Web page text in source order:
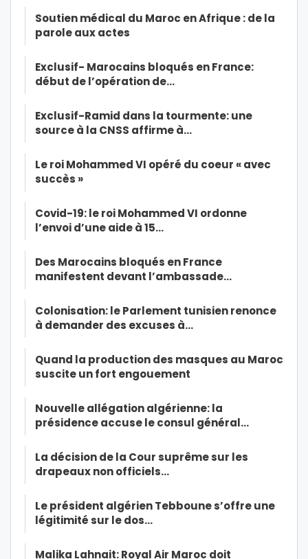
Soutien médical du Maroc en Afrique : de la
parole aux actes
Exclusif- Marocains bloqués en France:
début de l’opération de…
Exclusif-Ramid dans la tourmente: une
source à la CNSS affirme à…
Le roi Mohammed VI opéré du coeur « avec
succès »
Covid-19: le roi Mohammed VI ordonne
l’envoi d’une aide à 15…
Des Marocains bloqués en France
manifestent devant l’ambassade…
Colonisation: le Parlement tunisien renonce
à demander des excuses à…
Quand la production des masques au Maroc
suscite un fort engouement
Nouvelle allégation algérienne: la
présidence accuse le consul général…
La décision de la Cour suprême sur les
drapeaux non officiels…
Le président algérien Tebboune s’offre une
légitimité sur le dos…
Malika Lahnait: Royal Air Maroc doit